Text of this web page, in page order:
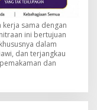
kerja sama dengan
ini bertujuan
dalam
dan terjangkau
dan